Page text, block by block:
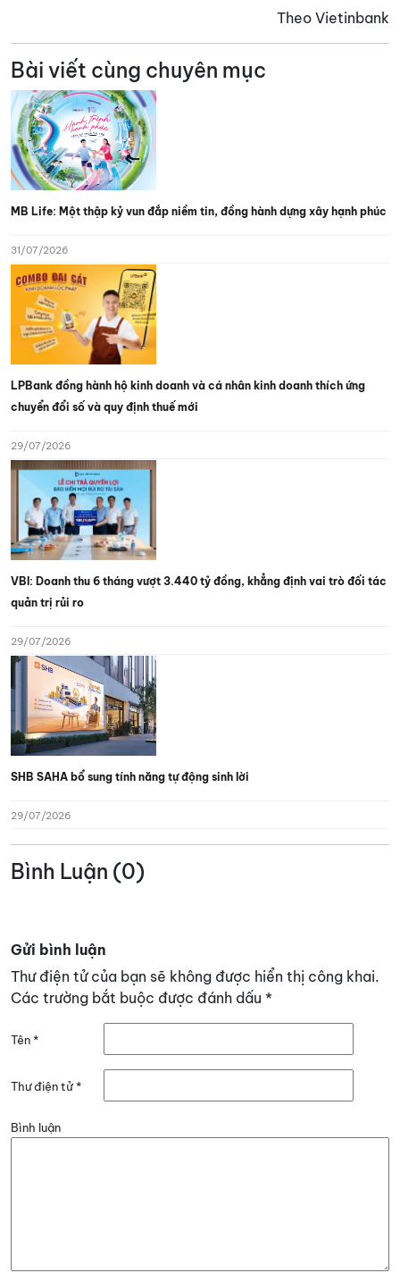
Theo Vietinbank
Bài viết cùng chuyên mục
MB Life: Một thập kỷ vun đắp niềm tin, đồng hành dựng xây hạnh phúc
31/07/2026
LPBank đồng hành hộ kinh doanh và cá nhân kinh doanh thích ứng
chuyển đổi số và quy định thuế mới
29/07/2026
VBI: Doanh thu 6 tháng vượt 3.440 tỷ đồng, khẳng định vai trò đối tác
quản trị rủi ro
29/07/2026
SHB SAHA bổ sung tính năng tự động sinh lời
29/07/2026
Bình Luận (0)
Gửi bình luận
Thư điện tử của bạn sẽ không được hiển thị công khai.
Các trường bắt buộc được đánh dấu *
Tên*
Thư điện tử*
Bình luận